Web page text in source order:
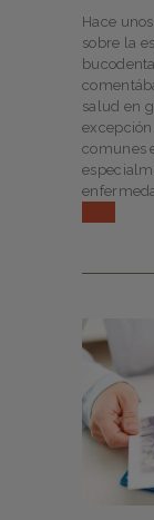
Hace
sobre la
salud en
comunes